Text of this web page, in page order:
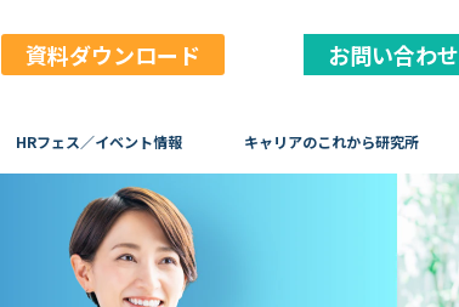
資料ダウンロード お問い合わせ
HRフェス／イベント情報 キャリアのこれから研究所